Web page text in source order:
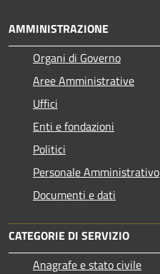
AMMINISTRAZIONE
Organi di Governo
Aree Amministrative
Uffici
Enti e fondazioni
Politici
Personale Amministrativo
Documenti e dati
CATEGORIE DI SERVIZIO
Anagrafe e stato civile